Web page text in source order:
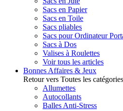
Sacs en Papier
Sacs en Toile
Sacs pliables
Sacs pour Ordinateur
Sacs à Dos
Valises à Roulettes
Voir tous les articles
Bonnes Affaires & Jeux
Retour vers Toutes les catégories
Allumettes
Autocollants
Balles Anti-Stress